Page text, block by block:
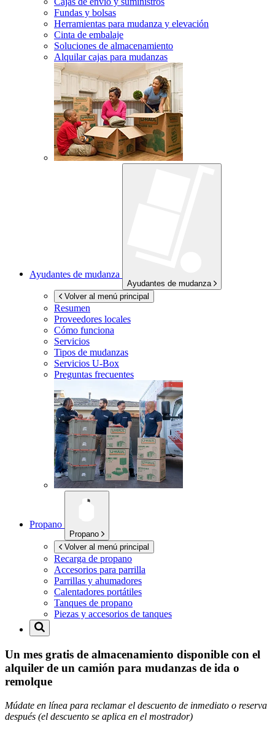
Fundas y bolsas
Herramientas para mudanza y elevación
Cinta de embalaje
Soluciones de almacenamiento
Alquilar cajas para mudanzas
Ayudantes de mudanza
Ayudantes de mudanza
Volver al menú principal
Resumen
Proveedores locales
Cómo funciona
Servicios
Tipos de mudanzas
Servicios U-Box
Preguntas frecuentes
Propano
Propano
Volver al menú principal
Recarga de propano
Accesorios para parrilla
Parrillas y ahumadores
Calentadores portátiles
Tanques de propano
Piezas y accesorios de tanques
Un mes gratis de almacenamiento disponible con el
alquiler de un camión para mudanzas de ida o
remolque
Múdate en línea para reclamar el descuento de inmediato o reserva
después (el descuento se aplica en el mostrador)